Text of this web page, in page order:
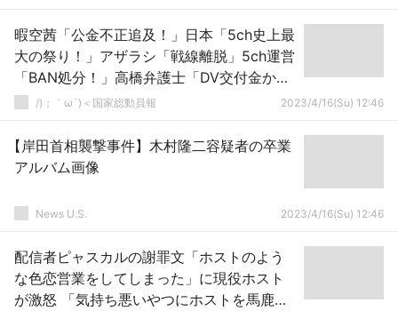
暇空茜「公金不正追及！」日本「5ch史上最
大の祭り！」アザラシ「戦線離脱」5ch運営
「BAN処分！」高橋弁護士「DV交付金から
弁護士費用5人に払った疑惑(2人未払い」→
/)；｀ω´)＜国家総動員報 2023/4/16(Su) 12:46
【岸田首相襲撃事件】木村隆二容疑者の卒業
アルバム画像
News U.S. 2023/4/16(Su) 12:46
配信者ピャスカルの謝罪文「ホストのよう
な色恋営業をしてしまった」に現役ホスト
が激怒 「気持ち悪いやつにホストを馬鹿に